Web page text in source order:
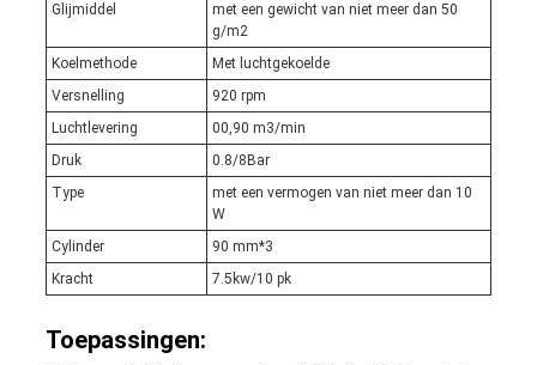
Glijmiddel
met een gewicht van niet meer dan 50
g/m2
Koelmethode
Met luchtgekoelde
Versnelling
920 rpm
Luchtlevering
00,90 m3/min
Druk
0.8/8Bar
Type
met een vermogen van niet meer dan 10
W
Cylinder
90 mm*3
Kracht
7.5kw/10 pk
Toepassingen: